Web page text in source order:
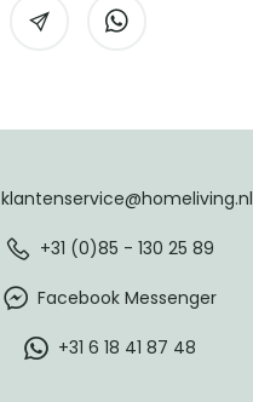
klantenservice@homeliving.nl
+31 (0)85 - 130 25 89
Facebook Messenger
+31 6 18 41 87 48